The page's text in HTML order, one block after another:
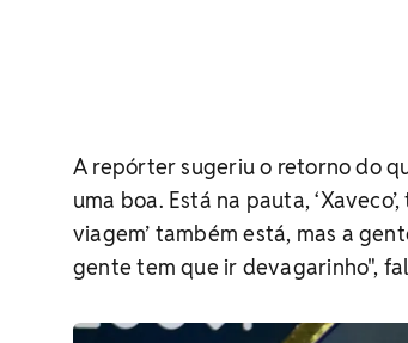
A repórter sugeriu o retorno do
uma boa. Está na pauta,
viagem’ também está, mas a
gente tem que ir devagarinho",